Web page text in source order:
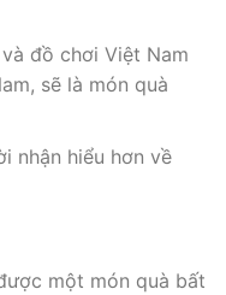
đồ chơi Việt Nam
sẽ là món quà
nhận hiểu hơn về
một món quà bất